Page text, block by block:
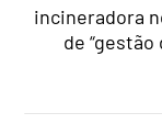
incineradora
de